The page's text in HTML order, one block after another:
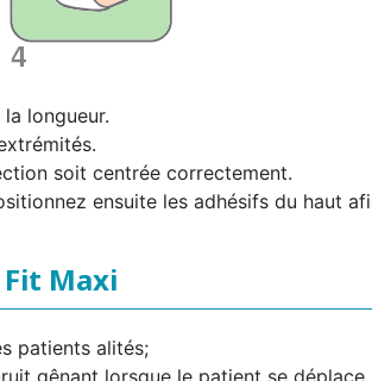
longueur.
soit centrée correctement.
ensuite les adhésifs du haut
Maxi
patients alités;
gênant lorsque le patient se